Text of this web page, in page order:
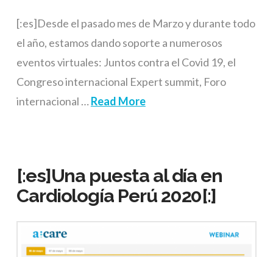
[:es]Desde el pasado mes de Marzo y durante todo
el año, estamos dando soporte a numerosos
eventos virtuales: Juntos contra el Covid 19, el
Congreso internacional Expert summit, Foro
internacional … Read More
[:es]Una puesta al día en
Cardiología Perú 2020[:]